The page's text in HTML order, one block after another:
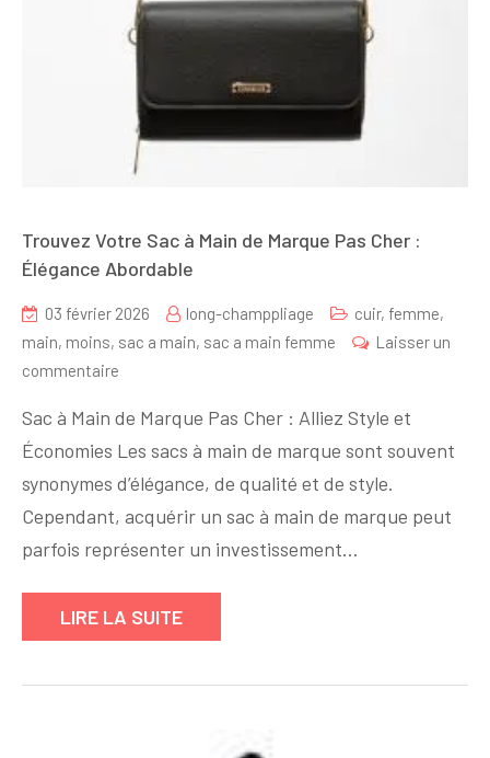
Trouvez Votre Sac à Main de Marque Pas Cher :
Élégance Abordable
03 février 2026 long-champpliage cuir, femme,
main, moins, sac a main, sac a main femme
Laisser un
commentaire
Votre
Sac
à
Main
de
Pas
Cher
Élégance
Sac à Main de Marque Pas Cher : Alliez Style et
Économies Les sacs à main de marque sont souvent
synonymes d’élégance, de qualité et de style.
Cependant, acquérir un sac à main de marque peut
parfois représenter un investissement…
LIRE LA SUITE